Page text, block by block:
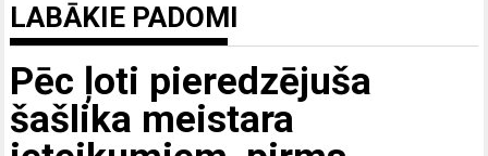
LABĀKIE PADOMI
Pēc ļoti pieredzējuša
šašlika meistara